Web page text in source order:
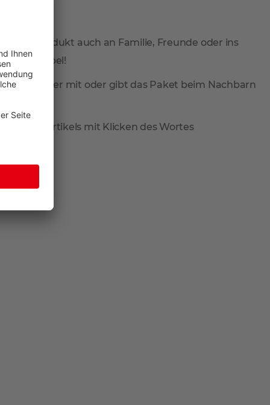
Ihr Produkt auch an Familie, Freunde oder ins
total flexibel!
wieder mit oder gibt das Paket beim Nachbarn
des Artikels mit Klicken des Wortes